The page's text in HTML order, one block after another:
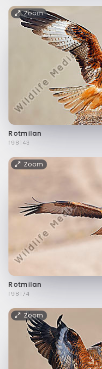
Zoom
Rotmilan
f98143
Zoom
Rotmilan
f98174
Zoom